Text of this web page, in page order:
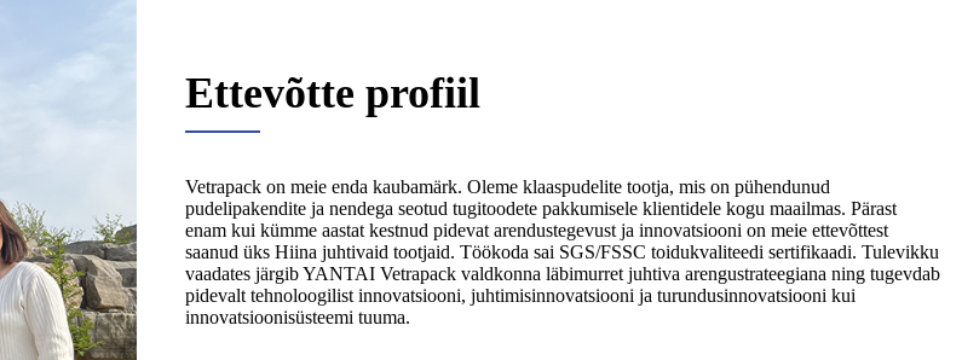
Ettevõtte profiil
Vetrapack on meie enda kaubamärk. Oleme klaaspudelite tootja, mis on pühendunud
pudelipakendite ja nendega seotud tugitoodete pakkumisele klientidele kogu maailmas. Pärast
enam kui kümme aastat kestnud pidevat arendustegevust ja innovatsiooni on meie ettevõttest
saanud üks Hiina juhtivaid tootjaid. Töökoda sai SGS/FSSC toidukvaliteedi sertifikaadi. Tulevikku
vaadates järgib YANTAI Vetrapack valdkonna läbimurret juhtiva arengustrateegiana ning tugevdab
pidevalt tehnoloogilist innovatsiooni, juhtimisinnovatsiooni ja turundusinnovatsiooni kui
innovatsioonisüsteemi tuuma.